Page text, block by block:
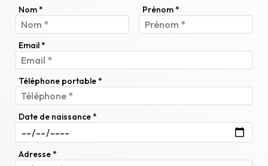
Nom * Prénom *
Email *
Téléphone portable *
Date de naissance *
Adresse *